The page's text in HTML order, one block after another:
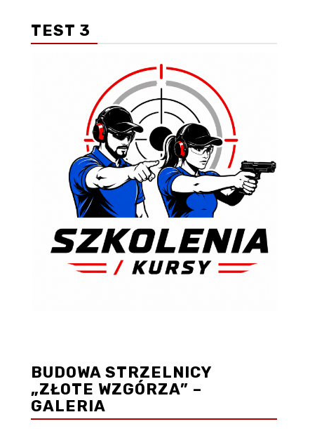
TEST 3
BUDOWA STRZELNICY
„ZŁOTE WZGÓRZA” –
GALERIA